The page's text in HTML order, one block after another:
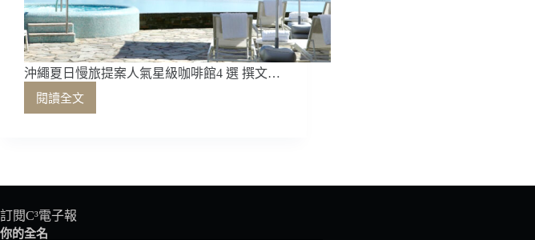
沖繩夏日慢旅提案人氣星級咖啡館4 選 撰文…
閱讀全文
沖
旅
提
案
訂閱C³電子報
你的全名